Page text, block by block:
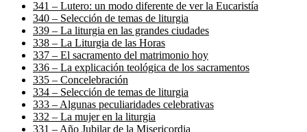
341 – Lutero: un modo diferente de ver la Eucaristía
340 – Selección de temas de liturgia
339 – La liturgia en las grandes ciudades
338 – La Liturgia de las Horas
337 – El sacramento del matrimonio hoy
336 – La explicación teológica de los sacramentos
335 – Concelebración
334 – Selección de temas de liturgia
333 – Algunas peculiaridades celebrativas
332 – La mujer en la liturgia
331 – Año Jubilar de la Misericordia